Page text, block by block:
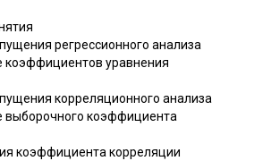
регрессионного анализа
коэффициентов уравнения
корреляционного анализа
выборочного коэффициента
коэффициента корреляции